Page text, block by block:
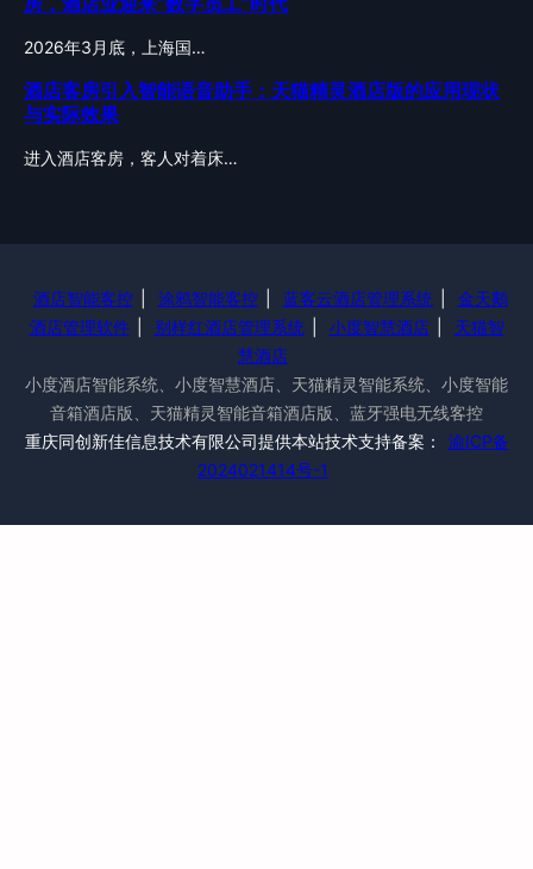
2026年3月底，上海国…
酒店客房引入智能语音助手：天猫精灵酒店版的应用现状
与实际效果
进入酒店客房，客人对着床…
酒店智能客控 涂鸦智能客控 蓝客云酒店管理系统
金天鹅
酒店管理软件
别样红酒店管理系统 小度智慧酒店
天猫智
慧酒店
小度酒店智能系统、小度智慧酒店、天猫精灵智能系统、小度智能
音箱酒店版、天猫精灵智能音箱酒店版、蓝牙强电无线客控
重庆同创新佳信息技术有限公司提供本站技术支持备案：
渝ICP备
2024021414号-1